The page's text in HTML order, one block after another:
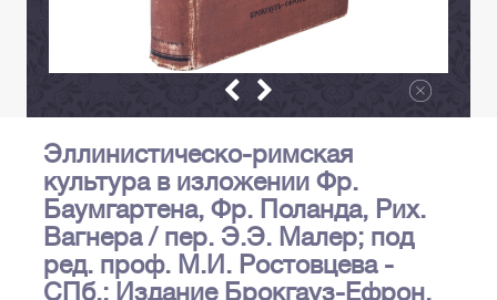
Эллинистическо-римская
культура в изложении Фр.
Баумгартена, Фр. Поланда, Рих.
Вагнера / пер. Э.Э. Малер; под
ред. проф. М.И. Ростовцева -
СПб.: Издание Брокгауз-Ефрон,